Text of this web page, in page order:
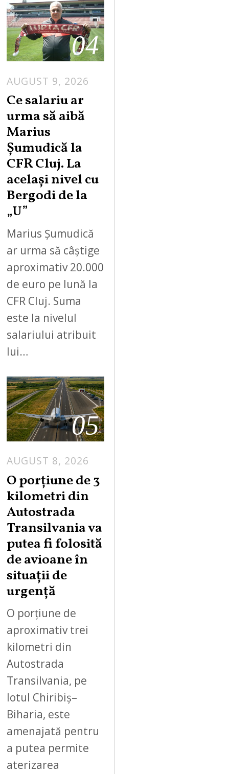
04
AUGUST 9, 2026
Ce salariu ar
urma să aibă
Marius
Șumudică la
CFR Cluj. La
același nivel cu
Bergodi de la
„U”
Marius Șumudică
ar urma să câștige
aproximativ 20.000
de euro pe lună la
CFR Cluj. Suma
este la nivelul
salariului atribuit
lui…
05
AUGUST 8, 2026
U
G
T
8
O porțiune de 3
kilometri din
Autostrada
Transilvania va
putea fi folosită
de avioane în
situații de
urgență
O porțiune de
aproximativ trei
kilometri din
Autostrada
Transilvania, pe
lotul Chiribiș–
Biharia, este
amenajată pentru
a putea permite
aterizarea